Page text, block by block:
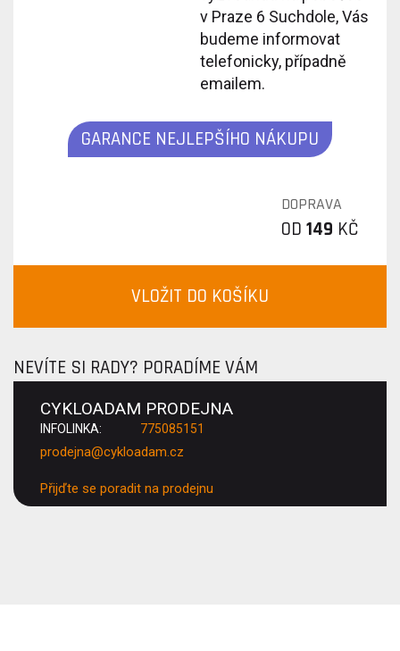
v Praze 6 Suchdole, Vás
budeme informovat
telefonicky, případně
emailem.
GARANCE NEJLEPŠÍHO NÁKUPU
DOPRAVA
OD 149 KČ
VLOŽIT DO KOŠÍKU
NEVÍTE SI RADY? PORADÍME VÁM
CYKLOADAM PRODEJNA
INFOLINKA: 775085151
prodejna@cykloadam.cz
Přijďte se poradit na prodejnu